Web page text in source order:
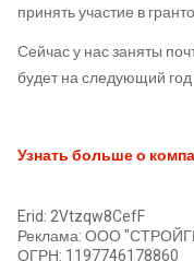
принять участие в
Сейчас у нас заняты
будет на следующий
Узнать больше о
Erid: 2Vtzqw8CefF
Реклама: ООО